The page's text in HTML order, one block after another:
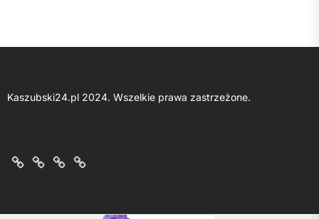
Kaszubski24.pl 2024. Wszelkie prawa zastrzeżone.
O
KontaktPolitykaRegulamin